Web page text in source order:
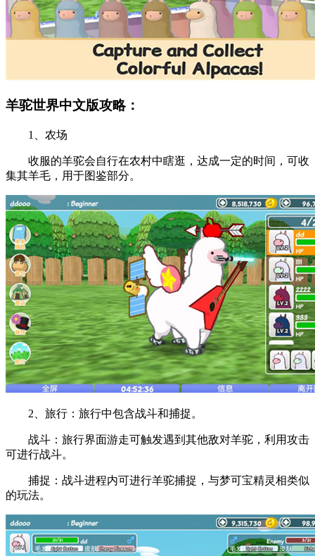
羊驼世界中文版攻略：
1、农场
收服的羊驼会自行在农村中瞎逛，达成一定的时间，可收
集其羊毛，用于图鉴部分。
2、旅行：旅行中包含战斗和捕捉。
战斗：旅行界面游走可触发遇到其他敌对羊驼，利用攻击
可进行战斗。
捕捉：战斗进程内可进行羊驼捕捉，与梦可宝精灵相类似
的玩法。